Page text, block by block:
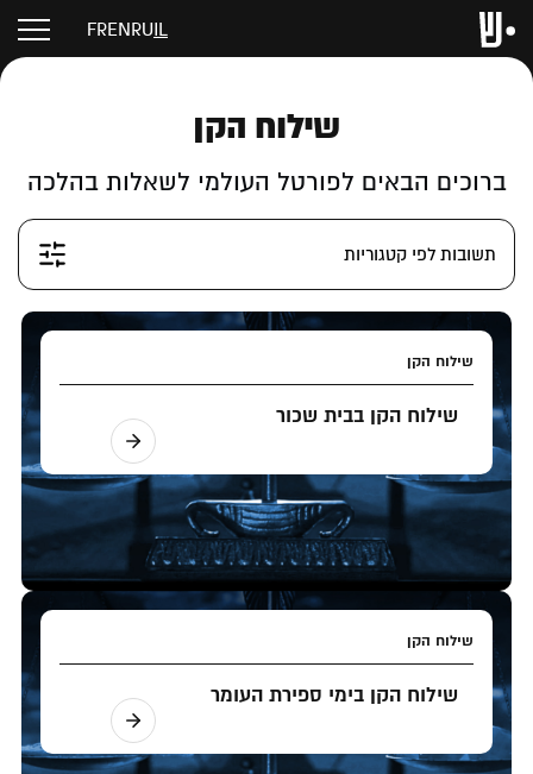
IL
RU
EN
FR
שילוח הקן
ברוכים הבאים לפורטל העולמי לשאלות בהלכה
תשובות לפי קטגוריות
שילוח הקן
שילוח הקן בבית שכור
שילוח הקן
שילוח הקן בימי ספירת העומר